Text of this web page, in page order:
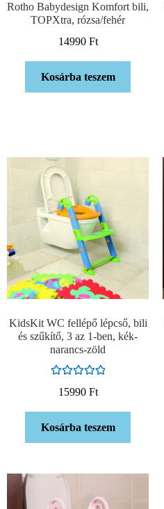
Rotho Babydesign Komfort bili,
TOPXtra, rózsa/fehér
14990 Ft
Kosárba teszem
KidsKit WC fellépő lépcső, bili
és szűkítő, 3 az 1-ben, kék-
narancs-zöld
15990 Ft
Kosárba teszem